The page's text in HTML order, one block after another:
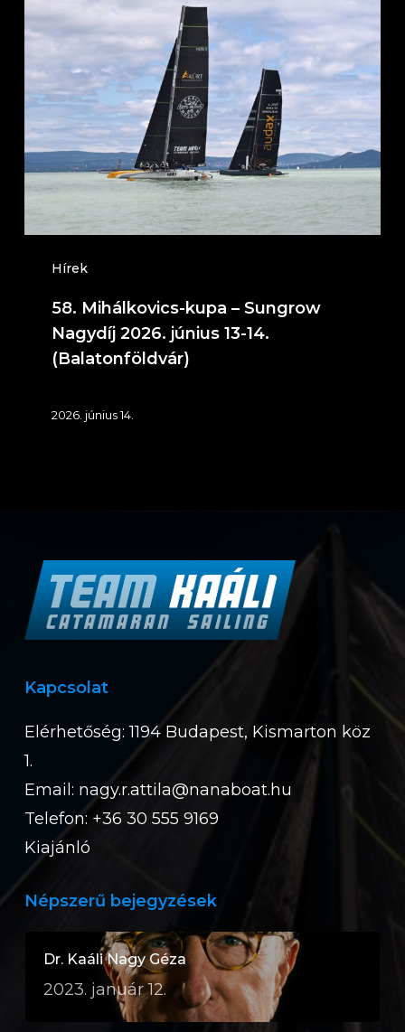
Hírek
58.
Mihálkovics-
kupa
–
Sungrow
Nagydíj
2026.
június
13-
(Balatonföldvár)
58. Mihálkovics-kupa – Sungrow
Nagydíj 2026. június 13-14.
(Balatonföldvár)
2026. június 14.
Kapcsolat
Elérhetőség: 1194 Budapest, Kismarton köz
1.
Email: nagy.r.attila@nanaboat.hu
Telefon: +36 30 555 9169
Kiajánló
Népszerű bejegyzések
Dr. Kaáli Nagy Géza
2023. január 12.